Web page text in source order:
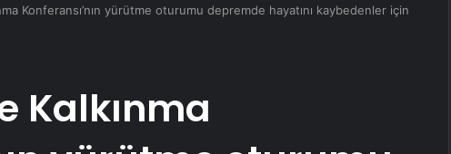
Konferansı’nın yürütme oturumu depremde hayatını kaybedenler için
Kalkınma